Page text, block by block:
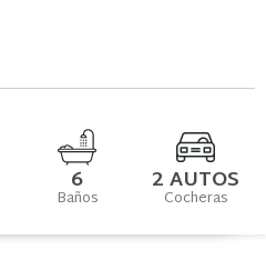
6
Baños 2 AUTOS
Cocheras